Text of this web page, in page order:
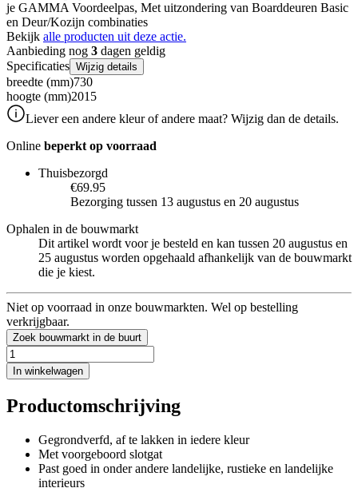
je GAMMA Voordeelpas, Met uitzondering van Boarddeuren Basic
en Deur/Kozijn combinaties
Bekijk alle producten uit deze actie.
Aanbieding nog 3 dagen geldig
Specificaties Wijzig details
breedte (mm)730
hoogte (mm)2015
Liever een andere kleur of andere maat? Wijzig dan de details.
Online beperkt op voorraad
Thuisbezorgd
€69.95
Bezorging tussen 13 augustus en 20 augustus
Ophalen in de bouwmarkt
Dit artikel wordt voor je besteld en kan tussen 20 augustus en
25 augustus worden opgehaald afhankelijk van de bouwmarkt
die je kiest.
Niet op voorraad in onze bouwmarkten. Wel op bestelling
verkrijgbaar.
Zoek bouwmarkt in de buurt
In winkelwagen
Productomschrijving
Gegrondverfd, af te lakken in iedere kleur
Met voorgeboord slotgat
Past goed in onder andere landelijke, rustieke en landelijke
interieurs